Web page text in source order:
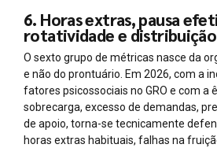
6. Horas extras, pausa
rotatividade e distribuição
O sexto grupo de métricas nasce da
e não do prontuário. Em 2026, com a
fatores psicossociais no GRO e com a
sobrecarga, excesso de demandas,
de apoio, torna-se tecnicamente
horas extras habituais, falhas na